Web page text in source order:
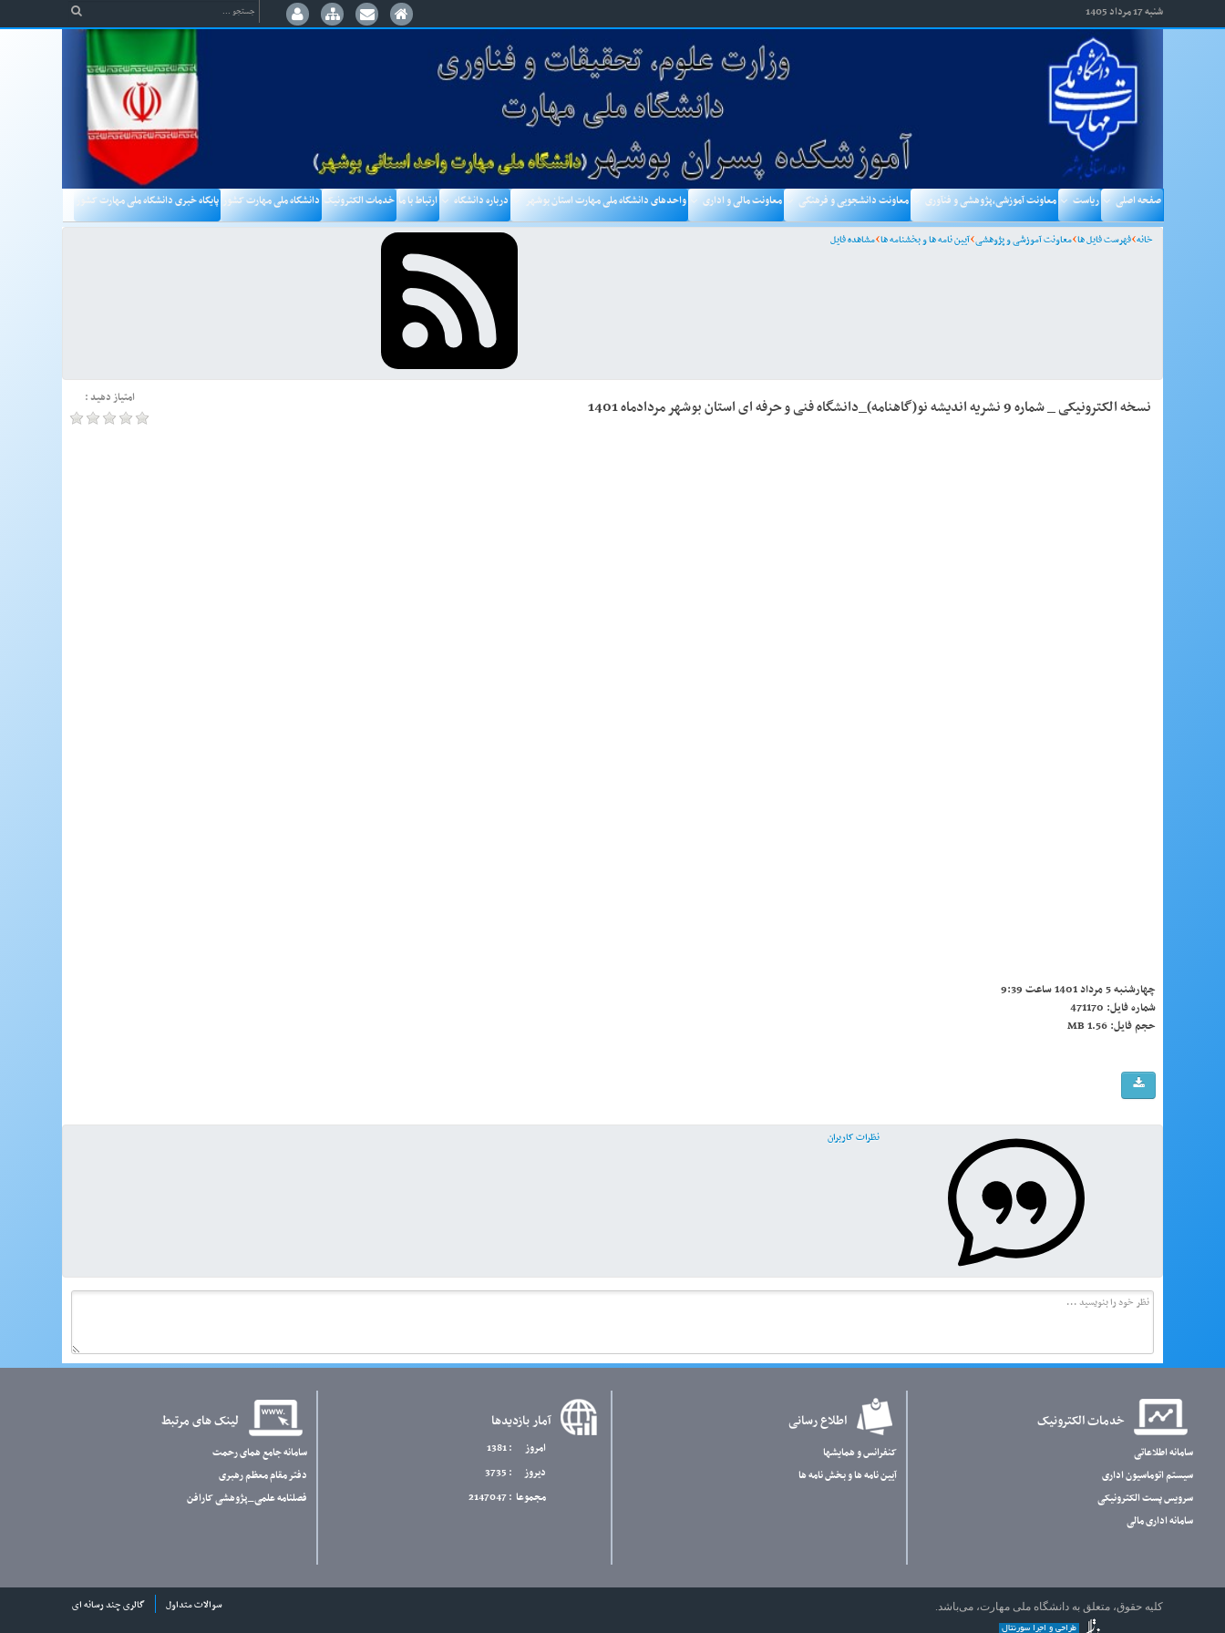
شنبه 17 مرداد 1405
صفحه اصلی ریاست معاونت آموزشی،پژوهشی و فنآوری معاونت دانشجویی و فرهنگی معاونت مالی و اداری واحدهای دانشگاه ملی مهارت استان بوشهر درباره دانشگاه ارتباط با ما خدمات الکترونیک دانشگاه ملی مهارت کشور پایگاه خبری دانشگاه ملی مهارت کشور
خانه فهرست فایل ها معاونت آموزشی و پژوهشی آیین نامه ها و بخشنامه ها مشاهده فایل
امتیاز دهید : نسخه الکترونیکی _ شماره 9 نشریه اندیشه نو(گاهنامه)_دانشگاه فنی و حرفه ای استان بوشهر مردادماه 1401
چهارشنبه 5 مرداد 1401 ساعت 9:39
شماره فایل: 471170
حجم فایل: 1.56 MB
نظرات کاربران
خدمات الکترونیک
سامانه اطلاعاتی
سیستم اتوماسیون اداری
سرویس پست الکترونیکی
سامانه اداری مالی
اطلاع رسانی
کنفرانس و همایشها
آیین نامه ها و بخش نامه ها
آمار بازدیدها
امروز
: 1381
دیروز
: 3735
مجموعا : 2147047
لینک های مرتبط
سامانه جامع همای رحمت
دفتر مقام معظم رهبری
فصلنامه علمی_پژوهشی کارافن
کلیه حقوق، متعلق به دانشگاه ملی مهارت، می‌باشد.
طراحی و اجرا سورنتال
سوالات متداول گالری چند رسانه ای